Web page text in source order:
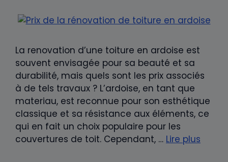
La renovation d’une toiture en ardoise est
souvent envisagée pour sa beauté et sa
durabilité, mais quels sont les prix associés
à de tels travaux ? L’ardoise, en tant que
materiau, est reconnue pour son esthétique
classique et sa résistance aux éléments, ce
qui en fait un choix populaire pour les
couvertures de toit. Cependant, … Lire plus